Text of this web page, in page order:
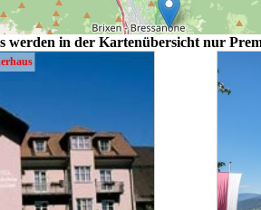
werden in der Kartenübersicht nur